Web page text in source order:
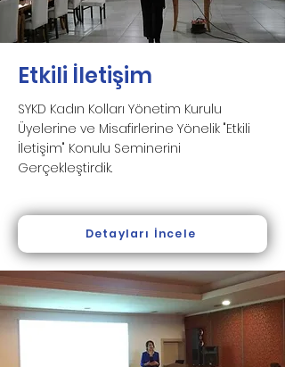
Etkili İletişim
SYKD Kadın Kolları Yönetim Kurulu
Üyelerine ve Misafirlerine Yönelik "Etkili
İletişim" Konulu Seminerini
Gerçekleştirdik.
Detayları İncele